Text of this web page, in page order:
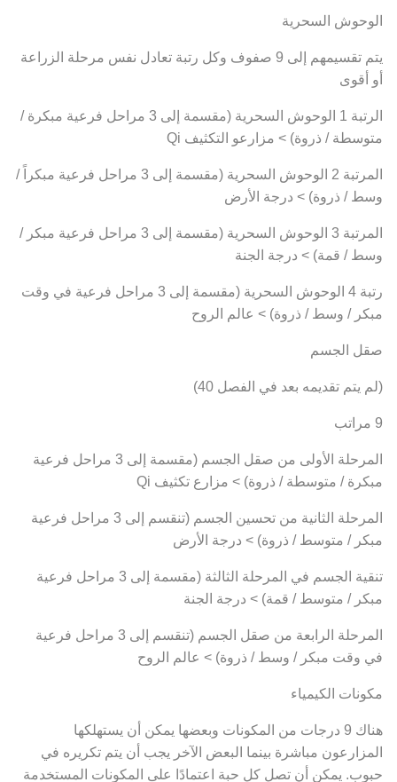
الوحوش السحرية
يتم تقسيمهم إلى 9 صفوف وكل رتبة تعادل نفس مرحلة الزراعة
أو أقوى
الرتبة 1 الوحوش السحرية (مقسمة إلى 3 مراحل فرعية مبكرة /
متوسطة / ذروة) > مزارعو التكثيف Qi
المرتبة 2 الوحوش السحرية (مقسمة إلى 3 مراحل فرعية مبكراً /
وسط / ذروة) > درجة الأرض
المرتبة 3 الوحوش السحرية (مقسمة إلى 3 مراحل فرعية مبكر /
وسط / قمة) > درجة الجنة
رتبة 4 الوحوش السحرية (مقسمة إلى 3 مراحل فرعية في وقت
مبكر / وسط / ذروة) > عالم الروح
صقل الجسم
(لم يتم تقديمه بعد في الفصل 40)
9 مراتب
المرحلة الأولى من صقل الجسم (مقسمة إلى 3 مراحل فرعية
مبكرة / متوسطة / ذروة) > مزارع تكثيف Qi
المرحلة الثانية من تحسين الجسم (تنقسم إلى 3 مراحل فرعية
مبكر / متوسط ​​/ ذروة) > درجة الأرض
تنقية الجسم في المرحلة الثالثة (مقسمة إلى 3 مراحل فرعية
مبكر / متوسط ​​/ قمة) > درجة الجنة
المرحلة الرابعة من صقل الجسم (تنقسم إلى 3 مراحل فرعية
في وقت مبكر / وسط / ذروة) > عالم الروح
مكونات الكيمياء
هناك 9 درجات من المكونات وبعضها يمكن أن يستهلكها
المزارعون مباشرة بينما البعض الآخر يجب أن يتم تكريره في
حبوب. يمكن أن تصل كل حبة اعتمادًا على المكونات المستخدمة